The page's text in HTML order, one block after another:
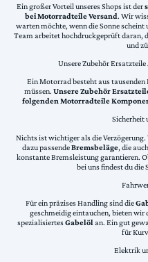
Ein großer Vorteil unseres Shops ist der
bei Motorradteile Versand. Wir
warten möchte, wenn die Sonne
Team arbeitet hochdruckgeprüft daran,
und
Unsere Zubehör
Ein Motorrad besteht aus
müssen. Unsere Zubehör
folgenden Motorradteile
Sicherheit
Nichts ist wichtiger als die
dazu passendeBremsbeläge, die
konstante Bremsleistung garantieren.
bei uns findest du die
Für ein präzises Handling sind die
geschmeidig eintauchen, bieten wir
spezialisiertesGabelölan. Ein gut
für
Elektrik